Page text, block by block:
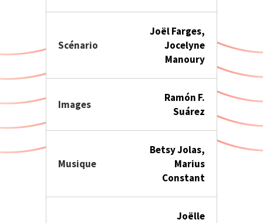
Scénario
Joël Farges,
Jocelyne
Manoury
Images
Ramón F.
Suárez
Musique
Betsy Jolas,
Marius
Constant
Joëlle